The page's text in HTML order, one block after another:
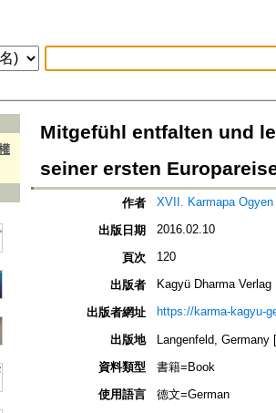
Mitgefühl entfalten und
seiner ersten
作者 XVII. Karmapa
出版日期 2016.02.10
頁次 120
出版者 Kagyü Dharma Verlag
出版者網址 https://karma-kagyu-
出版地
Langenfeld, Germany
資料類型
書籍=Book
使用語言
德文=German